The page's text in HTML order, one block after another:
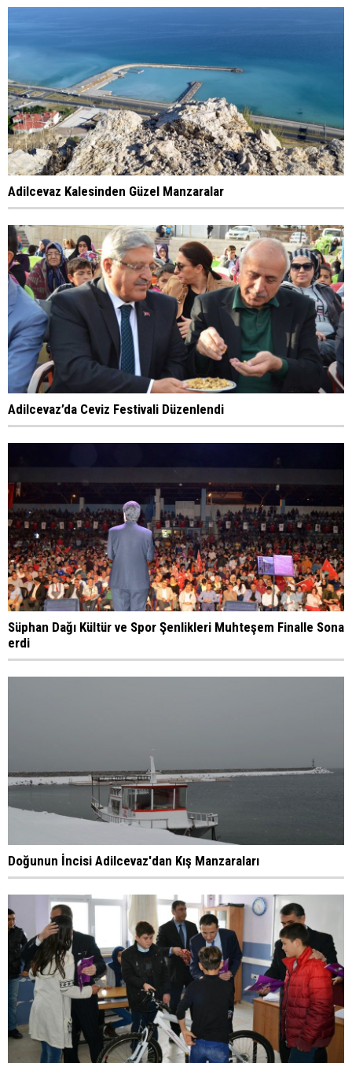
Adilcevaz Kalesinden Güzel Manzaralar
Adilcevaz’da Ceviz Festivali Düzenlendi
Süphan Dağı Kültür ve Spor Şenlikleri Muhteşem Finalle Sona
erdi
Doğunun İncisi Adilcevaz'dan Kış Manzaraları